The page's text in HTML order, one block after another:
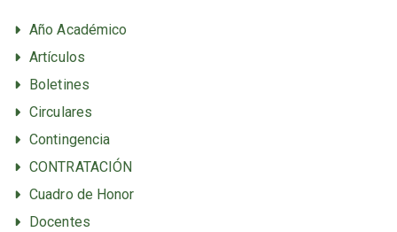
Año Académico
Artículos
Boletines
Circulares
Contingencia
CONTRATACIÓN
Cuadro de Honor
Docentes